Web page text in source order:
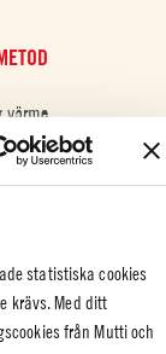
statistiska cookies
krävs. Med ditt
från Mutti och
och peppar. Koka i
burken.
mustig.